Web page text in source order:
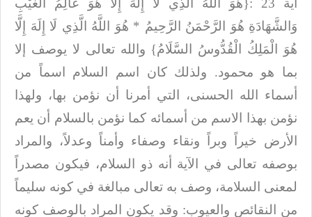
آية 23 :{هُوَ اللَّهُ الَّذِي لَا إِلَهَ إِلَّا هُوَ عَالِمُ الْغَيْبِ
وَالشَّهَادَةِ هُوَ الرَّحْمَنُ الرَّحِيمُ * هُوَ اللَّهُ الَّذِي لَا إِلَهَ إِلَّا
هُوَ الْمَلِكُ الْقُدُّوسُ السَّلَامُ} والله تعالى لا يوصف إلا
بما هو محمود. ولذلك كان اسم السلام اسماً من
أسماء الله
الحسنى، التي أمرنا أن نؤمن بها، ولهذا
نؤمن بهذا الاسم من أسمائه كما نؤمن بالسلام
أن يعم
الأرض خيراً وبراً ونقاء وصفاء وأمناً وعدلاً، والمراد
بوصفه تعالى في الآية
أنه ذو السلام، فيكون مصدراً
لمعنى السلامة، وصف به تعالى مبالغة في كونه سليماً
من
النقائص والعيوب: وقد يكون المراد بالوصف كونه